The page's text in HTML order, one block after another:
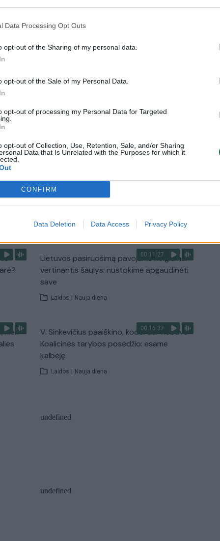
Data Processing Opt Outs
opt-out of the Sharing of my personal data.
opt-out of the Sale of my Personal Data.
opt-out of processing my Personal Data for Targeted
opt-out of Collection, Use, Retention, Sale, and/or Sharing
Data that Is Unrelated with the Purposes for which it
CONFIRM
Data Deletion Data Access Privacy Policy
Karšta A. Kasparavičiaus ir Ž Pavilionio
diskusija: Rusija – Europos šeimos narė?
pavojingą įprotį: tą daro daugiau nei pusė
Visi įrašai
00:11:27
Lietuvos pasiruošimą pavojams neigiamai
vertinantis šaulys: nustokime apgaudinėti
save
Laidos | Nauja diena
kiek
00:16:37
V. Sinkevičius paaiškino, kodėl dar nebuvo
Koalicinės tarybos posėdžio: esame
kalbėję
Laidos | Nauja diena